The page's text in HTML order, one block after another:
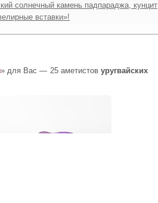
солнечный камень падпараджа, кунцит
вставки»!
» для Вас — 25 аметистовуругвайских